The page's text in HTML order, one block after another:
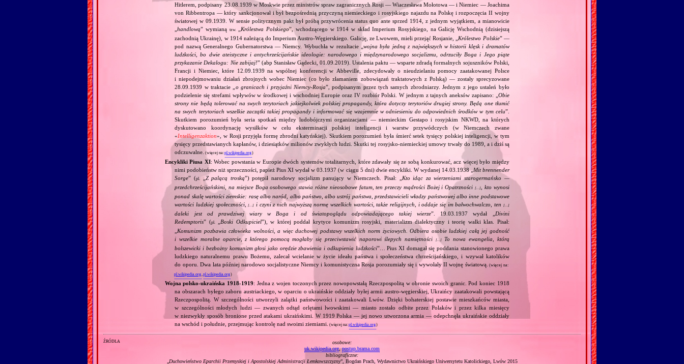
Hitlerem, podpisany 23.08.1939 w Moskwie przez ministrów spraw zagranicznych Rosji — Wiaczesława Mołotowa — i Niemiec — Joachima
von Ribbentropa — który sankcjonował i był bezpośrednią przyczyną niemieckiego i rosyjskiego najazdu na Polskę i rozpoczęcia II wojny
światowej w 09.1939. W sensie politycznym pakt był próbą przywrócenia status quo ante sprzed 1914, z jednym wyjątkiem, a mianowicie
„handlową” wymianą tzw. Królestwa Polskiego”, wchodzącego w 1914 w skład Imperium Rosyjskiego, na Galicję Wschodnią (dzisiejszą
zachodnią Ukrainę), w 1914 należącą do Imperium Austro‐Węgierskiego. Galicję, ze Lwowem, mieli przejąć Rosjanie, „ Królestwo Polskie” —
pod nazwą Generalnego Gubernatorstwa — Niemcy. Wybuchła w rezultacie „ wojna była jedną z największych w historii klęsk i dramatów
ludzkości, bo dwie ateistyczne i antychrześcijańskie ideologie: narodowego i międzynarodowego socjalizmu, odrzuciły Boga i Jego piąte
przykazanie Dekalogu: Nie zabijaj!” (abp Stanisław Gądecki, 01.09.2019). Ustalenia paktu — wsparte zdradą formalnych sojuszników Polski,
Francji i Niemiec, które 12.09.1939 na wspólnej konferencji w Abbeville, zdecydowały o nieudzielaniu pomocy zaatakowanej Polsce
i niepodejmowaniu działań zbrojnych wobec Niemiec (co było złamaniem zobowiązań traktatowych z Polską) — zostały sprecyzowane
28.09.1939 w traktacie „ o granicach i przyjaźni Niemcy‐Rosja”, podpisanym przez tych samych zbrodniarzy. Jednym z jego ustaleń było
podzielenie się strefami wpływów w środkowej i wschodniej Europie oraz IV rozbiór Polski. W jednym z tajnych aneksów zapisano: „ Obie
strony nie będą tolerować na swych terytoriach jakiejkolwiek polskiej propagandy, która dotyczy terytoriów drugiej strony. Będą one tłumić
na swych terytoriach wszelkie zaczątki takiej propagandy i informować się wzajemnie w odniesieniu do odpowiednich środków w tym celu”.
Skutkiem porozumień była seria spotkań między ludobójczymi organizacjami — niemieckim Gestapo i rosyjskim NKWD, na których
dyskutowano koordynację wysiłków w celu eksterminacji polskiej inteligencji i warstw przywódczych (w Niemczech zwane
«Intelligenzaktion», w Rosji przyjęła formę zbrodni katyńskiej). Skutkiem porozumień była śmierć setek tysięcy polskiej inteligencji, w tym
tysięcy przedstawianych kapłanów, i dziesiątków milionów zwykłych ludzi. Skutki tej rosyjsko‐niemieckiej umowy trwały do 1989, a i dziś są
odczuwalne. (więcej na:pl.wikipedia.org)
Encykliki Piusa XI: Wobec powstania w Europie dwóch systemów totalitarnych, które zdawały się ze sobą konkurować, acz więcej było między
nimi podobieństw niż sprzeczności, papież Pius XI wydał w 03.1937 (w ciągu 5 dni) dwie encykliki. W wydanej 14.03.1938 „Mit brennender
Sorge” (pl. Z palącą troską”) potępił narodowy socjalizm panujący w Niemczech. Pisał: „
Kto idąc za wierzeniami starogermańsko —
przedchrześcijańskimi, na miejsce Boga osobowego stawia różne nieosobowe fatum, ten przeczy mądrości Bożej i Opatrzności[…]
, kto wynosi
ponad skalę wartości ziemskie: rasę albo naród, albo państwo, albo ustrój państwa, przedstawicieli władzy państwowej albo inne podstawowe
wartości ludzkiej społeczności,[…] i czyni z nich najwyższą normę wszelkich wartości, także religijnych, i oddaje się im bałwochwalczo, ten […]
daleki jest od prawdziwej wiary w Boga i od światopoglądu odpowiadającego takiej wierze”. 19.03.1937 wydał „
Divini
Redemptoris” (pl. Boski Odkupiciel”), w której poddał krytyce komunizm rosyjski, materializm dialektyczny i teorię walki klas. Pisał:
Komunizm pozbawia człowieka wolności, a więc duchowej podstawy wszelkich norm życiowych. Odbiera osobie ludzkiej całą jej godność
i wszelkie moralne oparcie, z którego pomocą mogłaby się przeciwstawić naporowi ślepych namiętności
[…]To nowa ewangelia, którą
bolszewicki i bezbożny komunizm głosi jako orędzie zbawienia i odkupienia ludzkości”… Pius XI domagał się poddania stanowionego prawa
ludzkiego naturalnemu prawu Bożemu, zalecał wcielanie w życie ideału państwa i społeczeństwa chrześcijańskiego, i wzywał katolików
do oporu. Dwa lata później narodowo socjalistyczne Niemcy i komunistyczna Rosja porozumiały się i wywołały II wojnę światową. (więcej na:
pl.wikipedia.org,pl.wikipedia.org)
Wojna polsko‐ukraińska 1918‐1919: Jedna z wojen toczonych przez nowopowstałą Rzeczpospolitą w obronie swoich granic. Pod koniec 1918
na obszarach byłego zaboru austriackiego, w oparciu o ukraińskie oddziały byłej armii austro‐węgierskiej, Ukraińcy zaatakowali powstającą
Rzeczpospolitą. W szczególności utworzyli zalążki państwowości i zaatakowali Lwów. Dzięki bohaterskiej postawie mieszkańców miasta,
w szczególności młodych ludzi — zwanych odtąd orlętami lwowskimi — miasto zostało odbite przez Polaków i przez kilka miesięcy
w niezwykły sposób bronione przed atakami ukraińskimi. W 1919 Polska — jej nowo utworzona armia — odepchnęła ukraińskie oddziały
na wschód i południe, przejmując kontrolę nad swoimi ziemiami.
(więcej na:pl.wikipedia.org)
źródła
osobowe:
uk.wikipedia.org,postup.brama.com
bibliograficzne:
Duchowieństwo Eparchii Przemyskiej i Apostolskiej Administracji Łemkowszczyzny”, Bogdan Prach, Wydawnictwo Ukraińskiego Uniwersytetu Katolickiego, Lwów 2015